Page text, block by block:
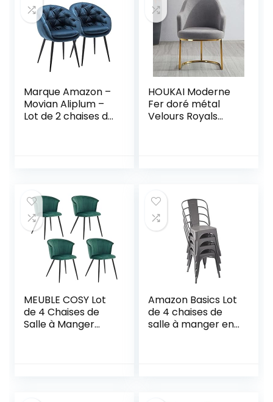
Marque Amazon –
Movian Aliplum –
Lot de 2 chaises de
HOUKAI Moderne
Fer doré métal
Velours Royals
Gray), Gris
MEUBLE COSY Lot
de 4 Chaises de
Salle à Manger
Amazon Basics Lot
de 4 chaises de
salle à manger en